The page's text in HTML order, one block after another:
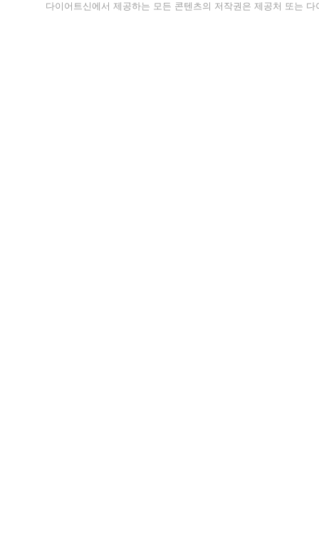
다이어트신에서 제공하는 모든 콘텐츠의 저작권은 제공처 또는